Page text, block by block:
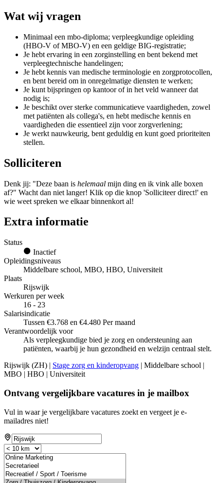
Wat wij vragen
Minimaal een mbo-diploma; verpleegkundige opleiding
(HBO-V of MBO-V) en een geldige BIG-registratie;
Je hebt ervaring in een zorginstelling en bent bekend met
verpleegtechnische handelingen;
Je hebt kennis van medische terminologie en zorgprotocollen,
en bent bereid om in onregelmatige diensten te werken;
Je kunt bijspringen op kantoor of in het veld wanneer dat
nodig is;
Je beschikt over sterke communicatieve vaardigheden, zowel
met patiënten als collega's, en hebt medische kennis en
vaardigheden die essentieel zijn voor zorgverlening;
Je werkt nauwkeurig, bent geduldig en kunt goed prioriteiten
stellen.
Solliciteren
Denk jij: "Deze baan is helemaal mijn ding en ik vink alle boxen
af?" Wacht dan niet langer! Klik op die knop 'Solliciteer direct!' en
wie weet spreken we elkaar binnenkort al!
Extra informatie
Status
Inactief
Opleidingsniveaus
Middelbare school, MBO, HBO, Universiteit
Plaats
Rijswijk
Werkuren per week
16 - 23
Salarisindicatie
Tussen €3.768 en €4.480 Per maand
Verantwoordelijk voor
Als verpleegkundige bied je zorg en ondersteuning aan
patiënten, waarbij je hun gezondheid en welzijn centraal stelt.
Rijswijk (ZH) | Stage zorg en kinderopvang | Middelbare school |
MBO | HBO | Universiteit
Ontvang vergelijkbare vacatures in je mailbox
Vul in waar je vergelijkbare vacatures zoekt en vergeet je e-
mailadres niet!